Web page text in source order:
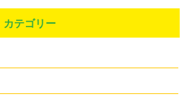
カテゴリー